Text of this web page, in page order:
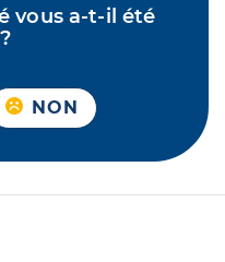
vous a-t-il été
NON